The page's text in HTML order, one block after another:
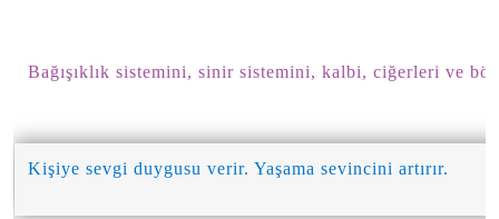
Bağışıklık sistemini, sinir sistemini, kalbi, ciğerleri ve
Kişiye sevgi duygusu verir. Yaşama sevincini artırır.